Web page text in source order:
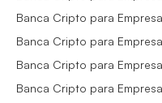
Banca Cripto para
Banca Cripto para
Banca Cripto para
Banca Cripto para